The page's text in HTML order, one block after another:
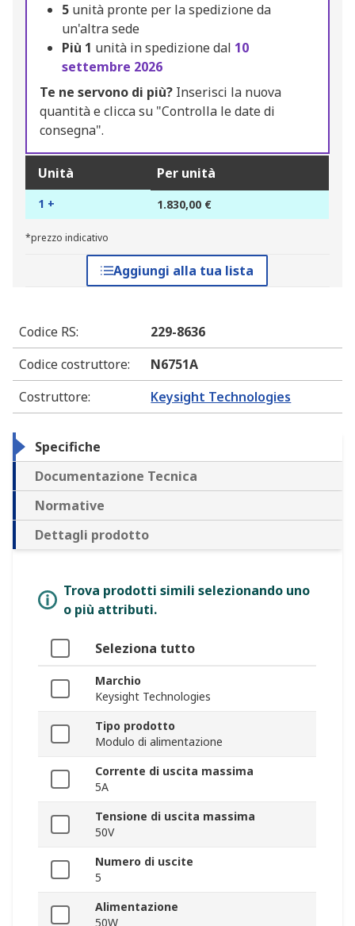
5 unità pronte per la spedizione da
un'altra sede
Più 1 unità in spedizione dal 10
settembre 2026
Te ne servono di più? Inserisci la nuova
quantità e clicca su "Controlla le date di
consegna".
Unità Per unità
1 + 1.830,00 €
*prezzo indicativo
Aggiungi alla tua lista
Codice RS:
229-8636
Codice costruttore:
N6751A
Costruttore: Keysight Technologies
Specifiche
Documentazione Tecnica
Normative
Dettagli prodotto
Trova prodotti simili selezionando uno
o più attributi.
Seleziona tutto
Marchio
Keysight Technologies
Tipo prodotto
Modulo di alimentazione
Corrente di uscita massima
5A
Tensione di uscita massima
50V
Numero di uscite
5
Alimentazione
50W